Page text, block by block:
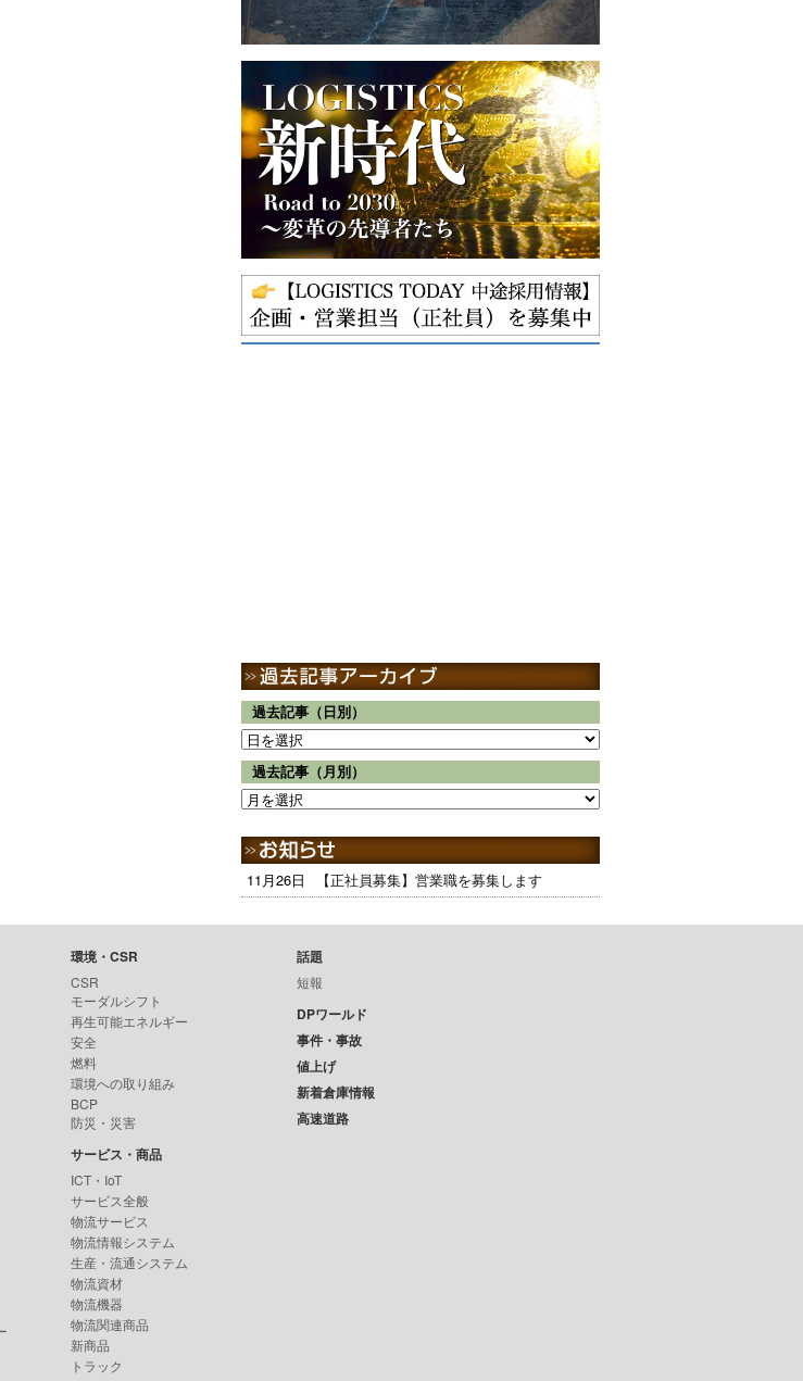
過去記事（日別）
過去記事（月別）
11月26日 【正社員募集】営業職を募集します
環境・CSR
CSR
モーダルシフト
再生可能エネルギー
安全
燃料
環境への取り組み
BCP
防災・災害
サービス・商品
ICT・IoT
サービス全般
物流サービス
物流情報システム
生産・流通システム
物流資材
物流機器
物流関連商品
新商品
トラック
話題
短報
DPワールド
事件・事故
値上げ
新着倉庫情報
高速道路